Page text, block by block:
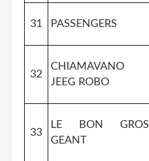
31 PASSENGERS
32
CHIAMAVANO
JEEG ROBO
33
LE BON GROS
GEANT